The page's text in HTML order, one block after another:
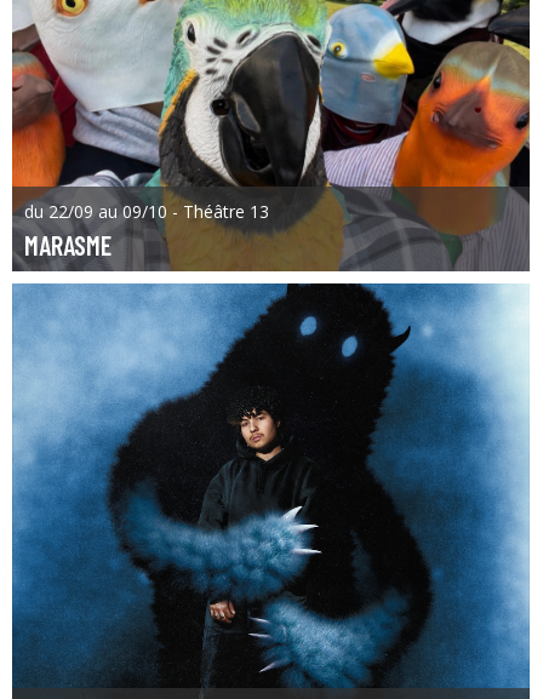
du 22/09 au 09/10 - Théâtre 13
MARASME